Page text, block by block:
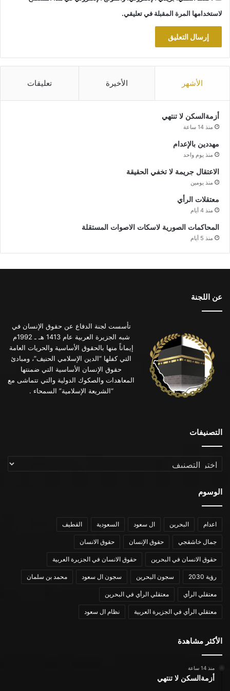
لاستخدامها المرة المقبلة في تعليقي.
الأشهر الأخيرة تعليقات
أزمةالسكن لا تنتهي
منذ 14 ساعة
مهددين بالإعدام
منذ يوم واحد
الاعتقال جريمة لا تخفي الحقيقة
منذ يومين
معتقلات الرأي
منذ 4 أيام
المحاكمات الصورية لاسكات الاصوات المستقلة
منذ 5 أيام
عن اللجنة
تأسست لجنة الدفاع عن حقوق الإنسان في
شبه الجزيرة العربية عام 1413 هـ ـ 1992م
إيماناً منها بالحقوق الأساسية والحريات العامة
التي كفلها “الدين الإسلامي الحنيف”، ومبادئ
حقوق الإنسان الأساسية التي ضمنتها
المعاهدات والصكوك الدولية والتي تتماشى مع
“الشريعة الإسلامية” السمحاء .
التصنيفات
التصنيفات
الوسوم
اعدام البحرين ال سعود السعودية القطيف
جمال خاشقجي حقوق الإنسان حقوق الانسان
حقوق الانسان في البحرين حقوق الانسان في الجزيرة العربية
رؤية 2030 سجون البحرين سجون ال سعود محمد بن سلمان
معتقلي الرأي معتقلي الرأي في البحرين
معتقلي الرأي في الجزيرة العربية نظام ال سعود
الأكثر مشاهدة
منذ 14 ساعة
أزمةالسكن لا تنتهي